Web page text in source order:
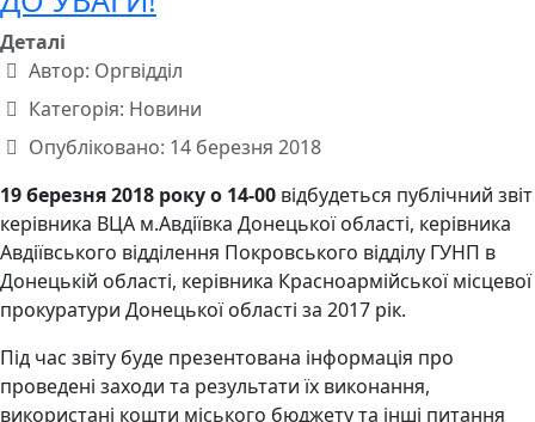
Деталі
Автор: Оргвідділ
Категорія: Новини
Опубліковано: 14 березня 2018
19 березня 2018 року о 14-00 відбудеться публічний звіт
керівника ВЦА м.Авдіївка Донецької області, керівника
Авдіївського відділення Покровського відділу ГУНП в
Донецькій області, керівника Красноармійської місцевої
прокуратури Донецької області за 2017 рік.
Під час звіту буде презентована інформація про
проведені заходи та результати їх виконання,
використані кошти міського бюджету та інші питання